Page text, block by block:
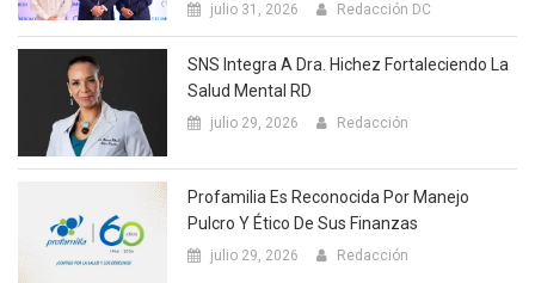
julio 31, 2026 Redacción DC
SNS Integra A Dra. Hichez Fortaleciendo La
Salud Mental RD
julio 29, 2026 Redacción
Profamilia Es Reconocida Por Manejo
Pulcro Y Ético De Sus Finanzas
julio 29, 2026 Redacción